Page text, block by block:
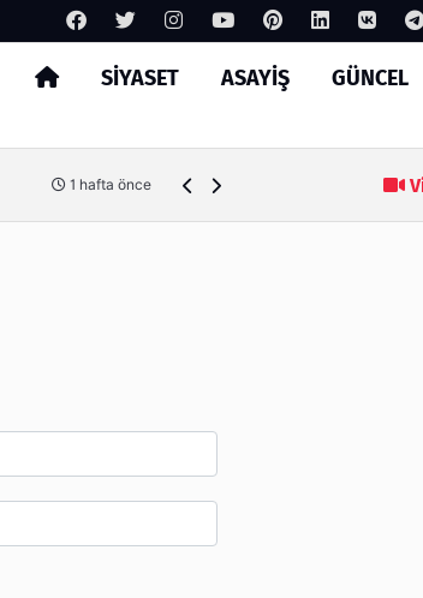
SIYASET ASAYIŞ GÜNCEL
1 hafta önce Ambalaj Süreçlerinde Yeni